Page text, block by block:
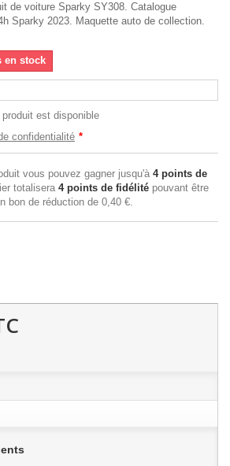
de voiture Sparky SY308. Catalogue
Sparky 2023. Maquette auto de collection.
en stock
est disponible
confidentialité *
vous pouvez gagner jusqu'à 4points de
totalisera 4points de fidélité pouvant être
bon de réduction de 0,40 €.